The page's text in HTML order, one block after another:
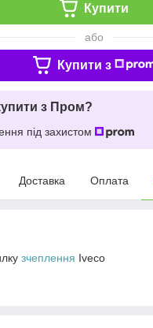
Купити
або
Купити з
з Пром?
під захистом
Доставка Оплата
зчеплення Iveco